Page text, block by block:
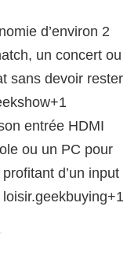
d’environ 2
un concert ou
sans devoir rester
entrée HDMI
ou un PC pour
d’un input